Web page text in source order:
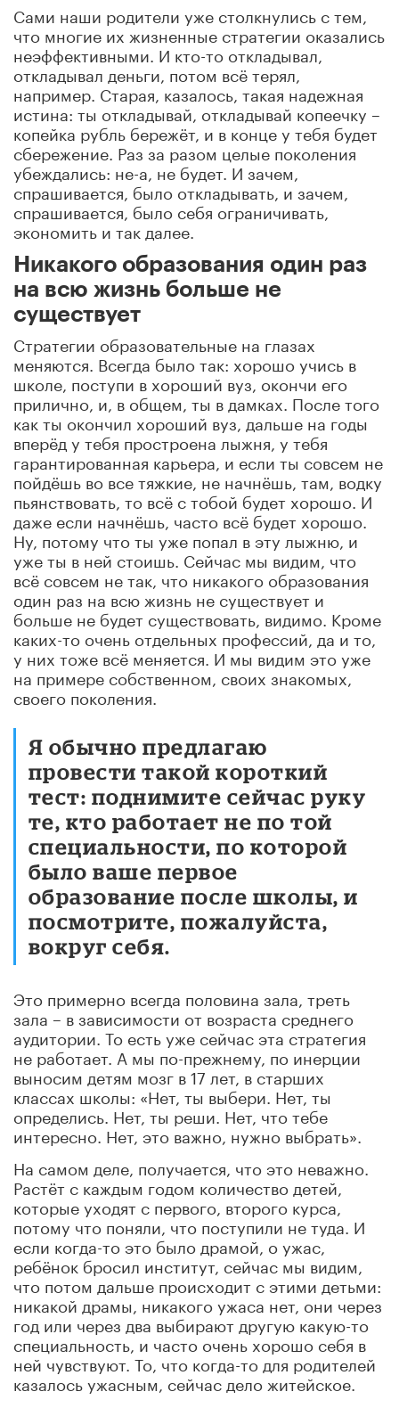
Сами наши родители уже столкнулись с тем,
что многие их жизненные стратегии оказались
неэффективными. И кто-то откладывал,
откладывал деньги, потом всё терял,
например. Старая, казалось, такая надежная
истина: ты откладывай, откладывай копеечку –
копейка рубль бережёт, и в конце у тебя будет
сбережение. Раз за разом целые поколения
убеждались: не-а, не будет. И зачем,
спрашивается, было откладывать, и зачем,
спрашивается, было себя ограничивать,
экономить и так далее.
Никакого образования один раз
на всю жизнь больше не
существует
Стратегии образовательные на глазах
меняются. Всегда было так: хорошо учись в
школе, поступи в хороший вуз, окончи его
прилично, и, в общем, ты в дамках. После того
как ты окончил хороший вуз, дальше на годы
вперёд у тебя простроена лыжня, у тебя
гарантированная карьера, и если ты совсем не
пойдёшь во все тяжкие, не начнёшь, там, водку
пьянствовать, то всё с тобой будет хорошо. И
даже если начнёшь, часто всё будет хорошо.
Ну, потому что ты уже попал в эту лыжню, и
уже ты в ней стоишь. Сейчас мы видим, что
всё совсем не так, что никакого образования
один раз на всю жизнь не существует и
больше не будет существовать, видимо. Кроме
каких-то очень отдельных профессий, да и то,
у них тоже всё меняется. И мы видим это уже
на примере собственном, своих знакомых,
своего поколения.
Я обычно предлагаю
провести такой короткий
тест: поднимите сейчас руку
те, кто работает не по той
специальности, по которой
было ваше первое
образование после школы, и
посмотрите, пожалуйста,
вокруг себя.
Это примерно всегда половина зала, треть
зала – в зависимости от возраста среднего
аудитории. То есть уже сейчас эта стратегия
не работает. А мы по-прежнему, по инерции
выносим детям мозг в 17 лет, в старших
классах школы: «Нет, ты выбери. Нет, ты
определись. Нет, ты реши. Нет, что тебе
интересно. Нет, это важно, нужно выбрать».
На самом деле, получается, что это неважно.
Растёт с каждым годом количество детей,
которые уходят с первого, второго курса,
потому что поняли, что поступили не туда. И
если когда-то это было драмой, о ужас,
ребёнок бросил институт, сейчас мы видим,
что потом дальше происходит с этими детьми:
никакой драмы, никакого ужаса нет, они через
год или через два выбирают другую какую-то
специальность, и часто очень хорошо себя в
ней чувствуют. То, что когда-то для родителей
казалось ужасным, сейчас дело житейское.